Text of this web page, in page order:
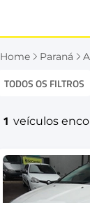
Home Paraná
TODOS OS FILTROS
1 veículos